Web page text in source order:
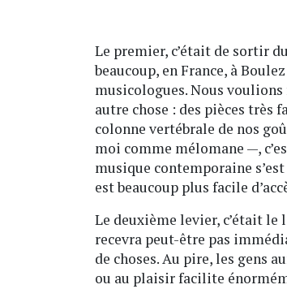
Le premier, c’était de sortir
beaucoup, en France, à
musicologues. Nous
autre chose : des pièces très
colonne vertébrale de nos
moi comme mélomane —,
musique contemporaine
est beaucoup plus facile
Le deuxième levier, c’était le
recevra peut-être pas
de choses. Au pire, les gens
ou au plaisir facilite